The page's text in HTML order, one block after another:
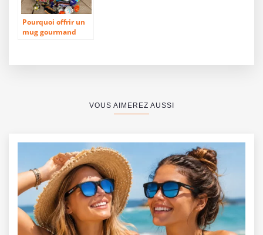
Pourquoi offrir un
mug gourmand
VOUS AIMEREZ AUSSI